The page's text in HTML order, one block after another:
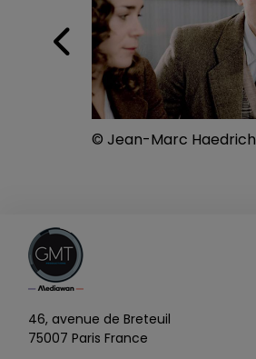
© Jean-Marc Haedrich
46, avenue de Breteuil
75007 Paris France